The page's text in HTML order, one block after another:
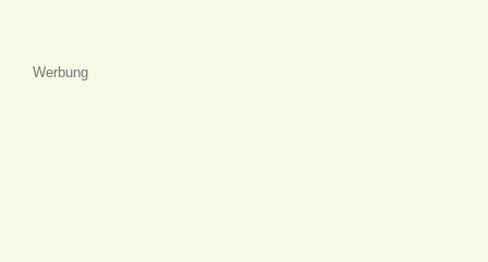
Werbung